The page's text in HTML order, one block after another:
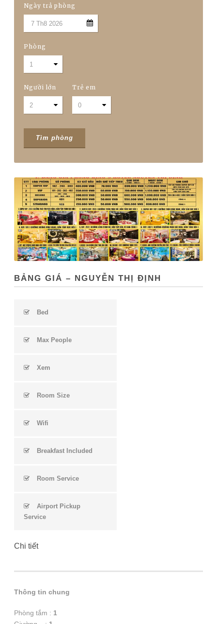
Ngày trả phòng
Phòng
Người lớn Trẻ em
BẢNG GIÁ – NGUYỄN THỊ ĐỊNH
Bed
Max People
Xem
Room Size
Wifi
Breakfast Included
Room Service
Airport Pickup
Service
Chi tiết
Thông tin chung
Phòng tắm : 1